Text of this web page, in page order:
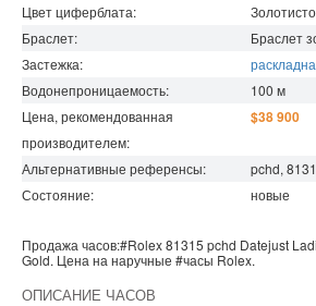
Цвет циферблата:
Браслет:
Браслет
Застежка:
Водонепроницаемость: 100 м
Цена, рекомендованная
производителем:
$38 900
Альтернативные референсы:
pchd,
Состояние:
новые
Продажа часов:#Rolex81315 pchd Datejust
Gold. Цена на наручные #часы Rolex.
ОПИСАНИЕ ЧАСОВ